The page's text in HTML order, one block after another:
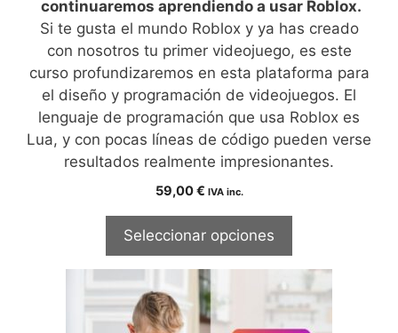
continuaremos aprendiendo a usar Roblox.
Si te gusta el mundo Roblox y ya has creado
con nosotros tu primer videojuego, es este
curso profundizaremos en esta plataforma para
el diseño y programación de videojuegos. El
lenguaje de programación que usa Roblox es
Lua, y con pocas líneas de código pueden verse
resultados realmente impresionantes.
59,00€ IVA inc.
Seleccionar opciones